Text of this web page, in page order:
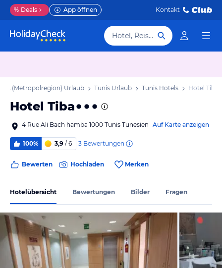
% Deals App öffnen Kontakt
Hotel, Reiseziel
(Metropolregion) Urlaub Tunis Urlaub Tunis Hotels Hotel Tiba
Hotel Tiba
4 Rue Ali Bach hamba 1000 Tunis Tunesien Auf Karte anzeigen
100% 3,9 / 6 3 Bewertungen
Bewerten Hochladen Merken
Hotelübersicht Bewertungen Bilder Fragen